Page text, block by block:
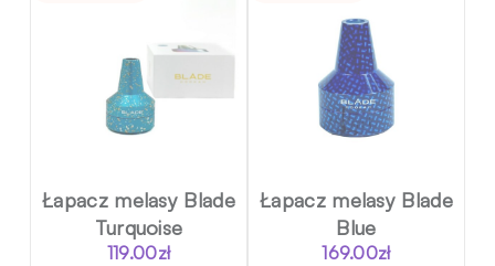
Łapacz melasy Blade
Turquoise
119.00zł
Łapacz melasy Blade
Blue
169.00zł